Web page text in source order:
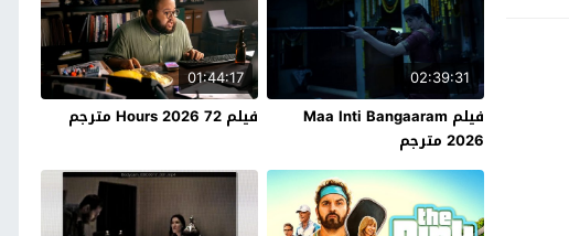
02:39:31
فيلم Maa Inti Bangaaram
2026 مترجم
01:44:17
فيلم 72 Hours 2026 مترجم